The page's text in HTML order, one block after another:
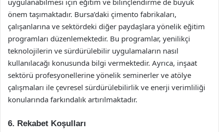
uygulanabilmesi için eğitim ve bilinçlendirme de büyük
önem taşımaktadır. Bursa’daki çimento fabrikaları,
çalışanlarına ve sektördeki diğer paydaşlara yönelik eğitim
programları düzenlemektedir. Bu programlar, yenilikçi
teknolojilerin ve sürdürülebilir uygulamaların nasıl
kullanılacağı konusunda bilgi vermektedir. Ayrıca, inşaat
sektörü profesyonellerine yönelik seminerler ve atölye
çalışmaları ile çevresel sürdürülebilirlik ve enerji verimliliği
konularında farkındalık artırılmaktadır.
6. Rekabet Koşulları